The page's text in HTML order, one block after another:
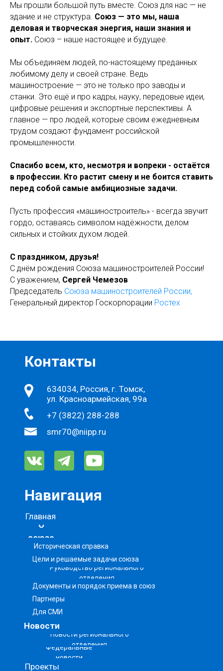
Мы прошли большой путь вместе. Союз для нас — не
здание и не структура. Союз — это мы, наша
деловая и творческая энергия, наши знания и
опыт. Союз – наше настоящее и будущее.
Мы объединяем людей, по-настоящему преданных
любимому делу и своей стране. Ведь
машиностроение — это не только про заводы и
станки. Это ещё и про кадры, науку, передовые идеи,
цифровые решения и экспортные перспективы. А
главное — про людей, которые своим ежедневным
трудом создают фундамент российской
промышленности.
Спасибо всем, кто, несмотря и вопреки - остаётся
в профессии. Кто растит смену и не боится ставить
перед собой самые амбициозные задачи.
Пусть профессия «машиностроитель» - всегда звучит
гордо, оставаясь символом надёжности, делом
сильных и стойких духом людей.
С праздником, друзья!
С днём рождения Союза машиностроителей России!
С уважением, Сергей Чемезов
Председатель Союза машиностроителей России,
Генеральный директор Госкорпорации Ростех
634034, Россия, г. Томск,
ул. Красноармейская, 99а
+7 (3822) 288-288
smr70@niipp.ru
Контакты
О
союзе
Новости
Проекты
Навигация
Главная
Историческая справка
Цели и решаемые задачи союза
Руководство регионального
отделения
Документы и порядок приема в союз
Партнеры
Для СМИ
Новости регионального
отделения
Федеральные
новости